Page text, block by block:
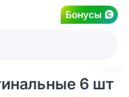
Бонусы
6 шт